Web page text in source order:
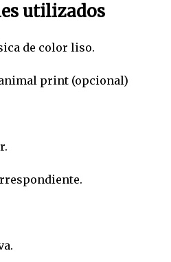
utilizados
de color liso.
print (opcional)